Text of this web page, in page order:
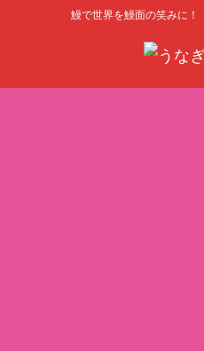
鰻で世界を鰻面の笑みに